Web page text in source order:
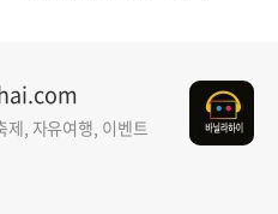
제, 자유여행, 이벤트